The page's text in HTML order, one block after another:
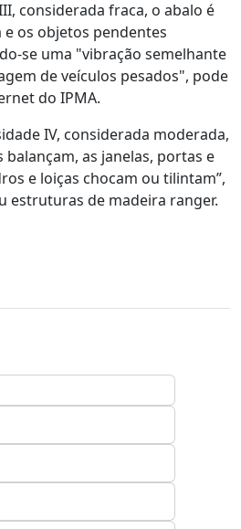
considerada fraca, o abalo é
os objetos pendentes
se uma "vibração semelhante
de veículos pesados", pode
do IPMA.
IV, considerada moderada,
as janelas, portas e
e loiças chocam ou tilintam”,
estruturas de madeira ranger.